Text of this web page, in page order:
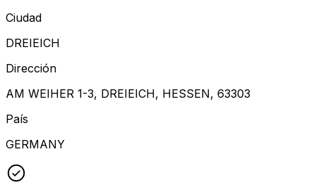
Ciudad
DREIEICH
Dirección
AM WEIHER 1-3, DREIEICH, HESSEN, 63303
País
GERMANY